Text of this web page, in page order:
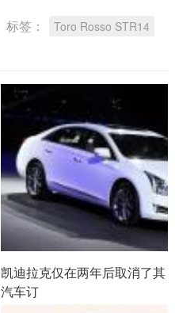
标签： Toro Rosso STR14
凯迪拉克仅在两年后取消了其
汽车订